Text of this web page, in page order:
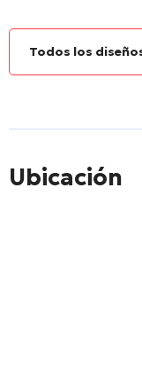
Todos los
Ubicación